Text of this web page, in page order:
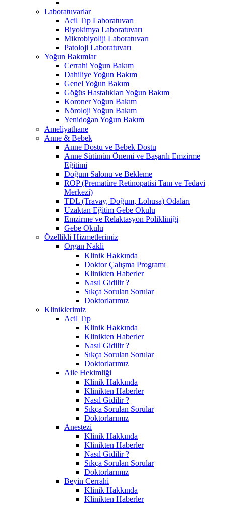
Laboratuvarlar
Acil Tıp Laboratuvarı
Biyokimya Laboratuvarı
Mikrobiyoliji Laboratuvarı
Patoloji Laboratuvarı
Yoğun Bakımlar
Cerrahi Yoğun Bakım
Dahiliye Yoğun Bakım
Genel Yoğun Bakım
Göğüs Hastalıkları Yoğun Bakım
Koroner Yoğun Bakım
Nöroloji Yoğun Bakım
Yenidoğan Yoğun Bakım
Ameliyathane
Anne & Bebek
Anne Dostu ve Bebek Dostu
Anne Sütünün Önemi ve Başarılı Emzirme
Eğitimi
Doğum Salonu ve Bekleme
ROP (Prematüre Retinopatisi Tanı ve Tedavi
Merkezi)
TDL (Travay, Doğum, Lohusa) Odaları
Uzaktan Eğitim Gebe Okulu
Emzirme ve Relaktasyon Polikliniği
Gebe Okulu
Özellikli Hizmetlerimiz
Organ Nakli
Klinik Hakkında
Doktor Çalışma Programı
Klinikten Haberler
Nasıl Gidilir ?
Sıkça Sorulan Sorular
Doktorlarımız
Kliniklerimiz
Acil Tıp
Klinik Hakkında
Klinikten Haberler
Nasıl Gidilir ?
Sıkça Sorulan Sorular
Doktorlarımız
Aile Hekimliği
Klinik Hakkında
Klinikten Haberler
Nasıl Gidilir ?
Sıkça Sorulan Sorular
Doktorlarımız
Anestezi
Klinik Hakkında
Klinikten Haberler
Nasıl Gidilir ?
Sıkça Sorulan Sorular
Doktorlarımız
Beyin Cerrahi
Klinik Hakkında
Klinikten Haberler